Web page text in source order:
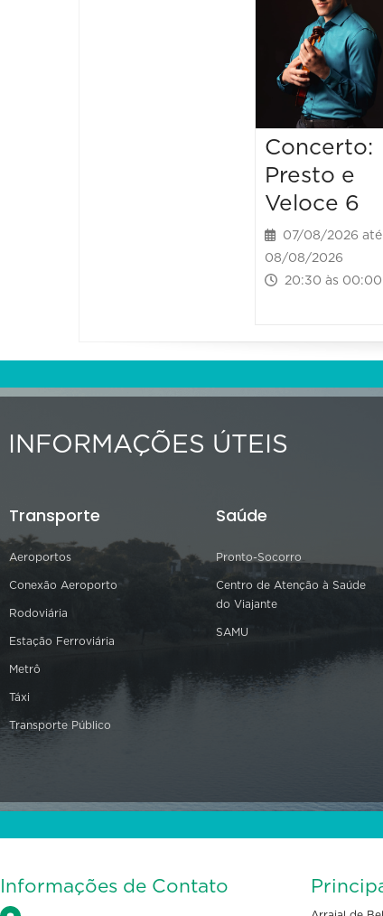
Concerto:
Presto e
Veloce 6
07/08/2026 até
08/08/2026
20:30 às 00:00
INFORMAÇÕES ÚTEIS
Transporte
Aeroportos
Conexão Aeroporto
Rodoviária
Estação Ferroviária
Metrô
Táxi
Transporte Público
Saúde
Pronto-Socorro
Centro de Atenção à Saúde
do Viajante
SAMU
Informações de Contato